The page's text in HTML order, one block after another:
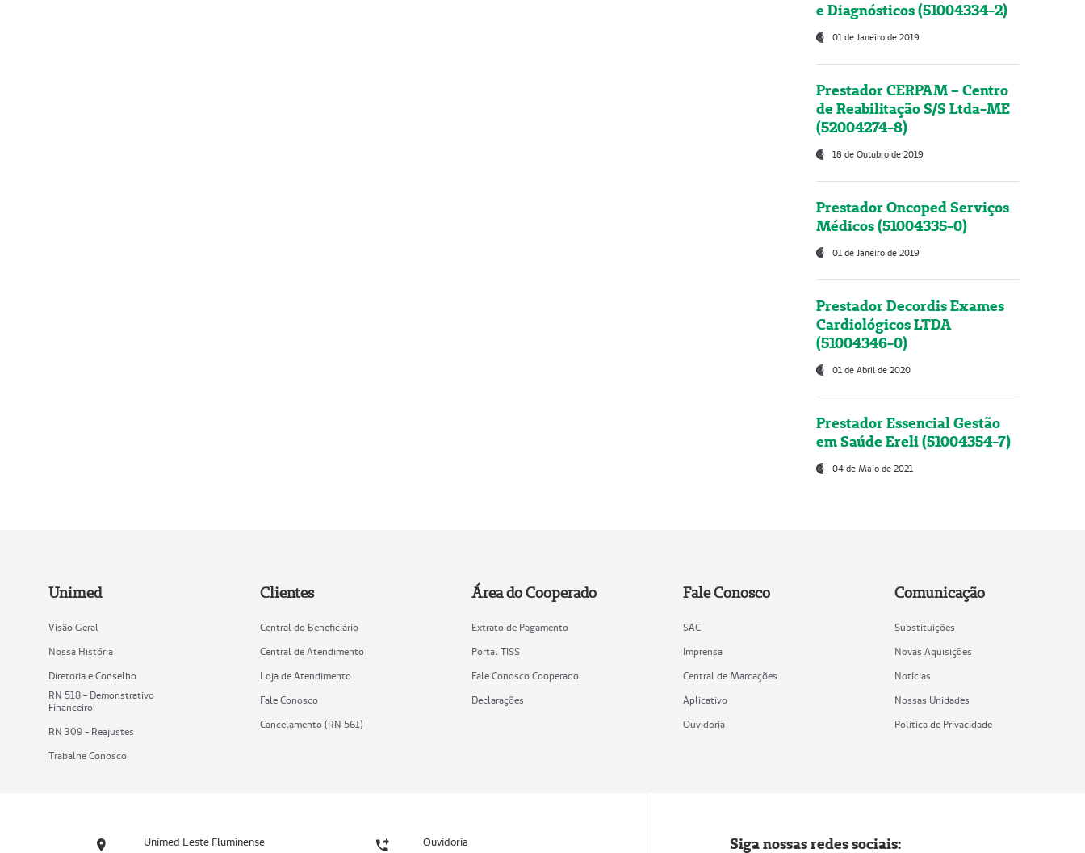
e Diagnósticos (51004334-2)
01 de Janeiro de 2019
Prestador CERPAM – Centro
de Reabilitação S/S Ltda-ME
(52004274-8)
18 de Outubro de 2019
Prestador Oncoped Serviços
Médicos (51004335-0)
01 de Janeiro de 2019
Prestador Decordis Exames
Cardiológicos LTDA
(51004346-0)
01 de Abril de 2020
Prestador Essencial Gestão
em Saúde Ereli (51004354-7)
04 de Maio de 2021
Unimed
Visão Geral
Nossa História
Diretoria e Conselho
RN 518 - Demonstrativo
Financeiro
RN 309 - Reajustes
Trabalhe Conosco
Clientes
Central do Beneficiário
Central de Atendimento
Loja de Atendimento
Fale Conosco
Cancelamento (RN 561)
Área do Cooperado
Extrato de Pagamento
Portal TISS
Fale Conosco Cooperado
Declarações
Fale Conosco
SAC
Imprensa
Central de Marcações
Aplicativo
Ouvidoria
Comunicação
Substituições
Novas Aquisições
Notícias
Nossas Unidades
Política de Privacidade
Unimed Leste Fluminense Ouvidoria Siga nossas redes sociais: